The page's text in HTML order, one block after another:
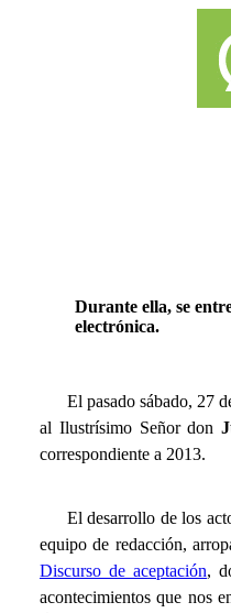
Durante ella, se
electrónica.
El pasado sábado, 27
al Ilustrísimo Señor don
correspondiente a 2013.
El desarrollo de los
equipo de redacción,
Discurso de aceptación,
acontecimientos que nos